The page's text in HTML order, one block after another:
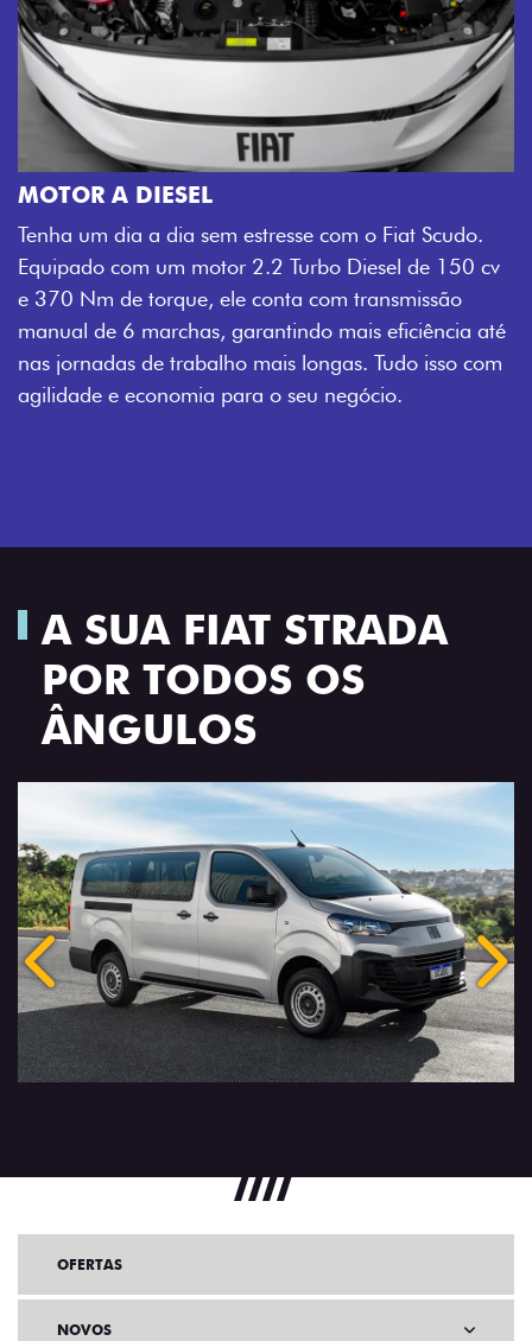
MOTOR A DIESEL
Tenha um dia a dia sem estresse com o Fiat Scudo.
Equipado com um motor 2.2 Turbo Diesel de 150 cv
e 370 Nm de torque, ele conta com transmissão
manual de 6 marchas, garantindo mais eficiência até
nas jornadas de trabalho mais longas. Tudo isso com
agilidade e economia para o seu negócio.
A SUA FIAT STRADA
POR TODOS OS
ÂNGULOS
Anterior
OFERTAS
NOVOS